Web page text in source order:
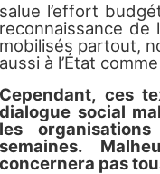
salue l’effort
reconnaissance de
mobilisés partout,
aussi à l’État
Cependant, ces
dialogue social
les
semaines.
concernera pas